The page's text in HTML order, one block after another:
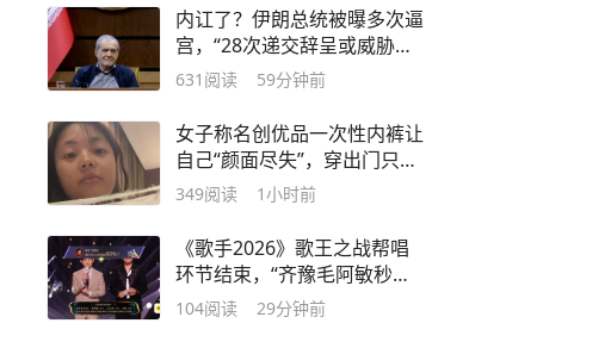
内讧了？伊朗总统被曝多次逼
宫，“28次递交辞呈或威胁辞
职”，直到最高领袖发出最后
参与美伊谈判，被骂卖国贼
631 阅读 59分钟前
女子称名创优品一次性内裤让
自己“颜面尽失”，穿出门只剩
下一条松紧带，品牌回应：已
349阅读 1小时前
《歌手2026》歌王之战帮唱
环节结束，“齐豫毛阿敏秒了”
冲上热搜；胡彦斌第一、齐豫
104阅读 29分钟前